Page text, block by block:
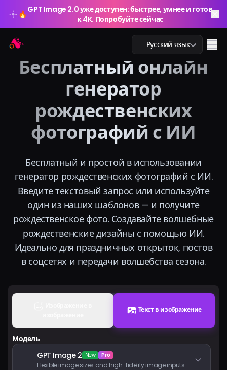
🔥 GPT Image 2.0 уже доступен: быстрее, умнее и готов
к 4K. Попробуйте сейчас
Русский язык
AI чат
AI обучение
AI изображения
AI видео
AI инструменты
Тарифы
Войти
🔥
GPT Image 2.0 уже доступен: быстрее, умнее и готов
Бесплатный онлайн
генератор
рождественских
фотографий с ИИ
Бесплатный и простой в использовании
генератор рождественских фотографий с ИИ.
Введите текстовый запрос или используйте
один из наших шаблонов — и получите
рождественское фото. Создавайте волшебные
рождественские дизайны с помощью ИИ.
Идеально для праздничных открыток, постов
в соцсетях и передачи волшебства сезона.
Текст в изображение
Модель
GPT Image 2 New Pro
Flexible image sizes and high-fidelity image inputs